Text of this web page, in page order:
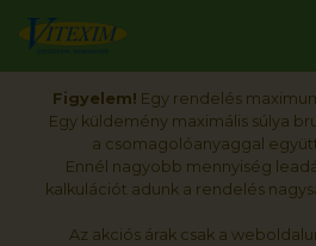
Figyelem! Egy rendelés
Egy küldemény maximális súlya
a csomagolóanyaggal
Ennél nagyobb mennyiség
kalkulációt adunk a rendelés
Az akciós árak csak a